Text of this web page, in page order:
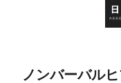
ノンバーバル